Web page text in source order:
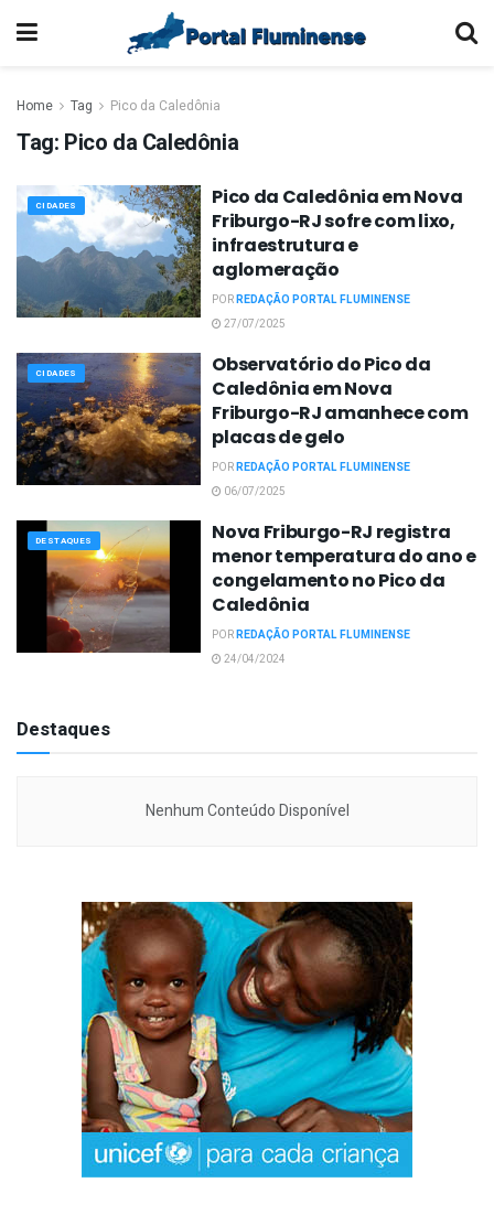
Home Tag Pico da Caledônia
Tag: Pico da Caledônia
CIDADES
Pico da Caledônia em Nova
Friburgo-RJ sofre com lixo,
infraestrutura e
aglomeração
PORREDAÇÃO PORTAL FLUMINENSE
27/07/2025
CIDADES
Observatório do Pico da
Caledônia em Nova
Friburgo-RJ amanhece com
placas de gelo
PORREDAÇÃO PORTAL FLUMINENSE
06/07/2025
DESTAQUES
Nova Friburgo-RJ registra
menor temperatura do ano e
congelamento no Pico da
Caledônia
PORREDAÇÃO PORTAL FLUMINENSE
24/04/2024
Destaques
Nenhum Conteúdo Disponível